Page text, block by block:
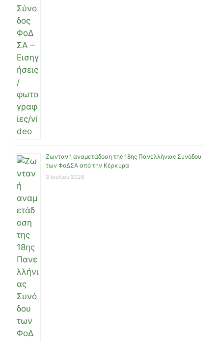
Ζωντανή αναμετάδοση της 18ης Πανελλήνιας Συνόδου
των ΦοΔΣΑ από την Κέρκυρα
3 Ιουλίου 2026